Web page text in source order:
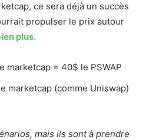
ce sera déjà un succès
propulser le prix autour
plus.
marketcap = 40$ le PSWAP
marketcap (comme Uniswap)
mais ils sont à prendre